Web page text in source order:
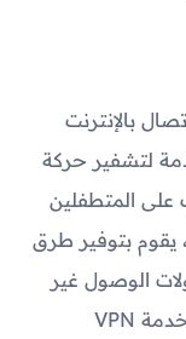
بالإنترنت
لتشفير حركة
على المتطفلين
يقوم بتوفير طرق
الوصول غير
المصرح به. يتميز هذا التطبيق بأنه يوفر خدمة VPN